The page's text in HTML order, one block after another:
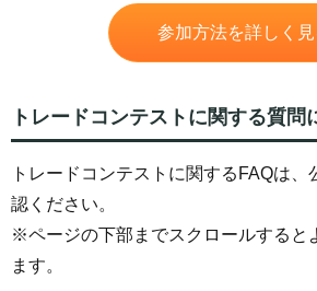
参加方法を詳しく見
トレードコンテストに関する質問
トレードコンテストに関するFAQは、
認ください。
※ページの下部までスクロールすると
ます。